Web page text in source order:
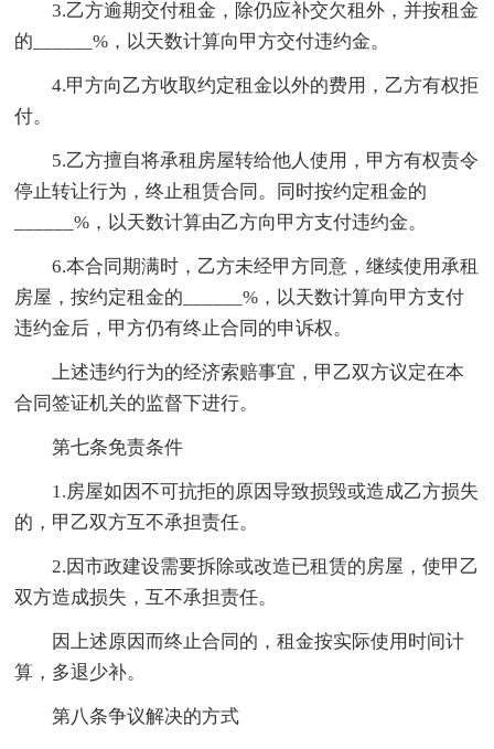
3.乙方逾期交付租金，除仍应补交欠租外，并按租金
的______%，以天数计算向甲方交付违约金。
4.甲方向乙方收取约定租金以外的费用，乙方有权拒
付。
5.乙方擅自将承租房屋转给他人使用，甲方有权责令
停止转让行为，终止租赁合同。同时按约定租金的
______%，以天数计算由乙方向甲方支付违约金。
6.本合同期满时，乙方未经甲方同意，继续使用承租
房屋，按约定租金的______%，以天数计算向甲方支付
违约金后，甲方仍有终止合同的申诉权。
上述违约行为的经济索赔事宜，甲乙双方议定在本
合同签证机关的监督下进行。
第七条免责条件
1.房屋如因不可抗拒的原因导致损毁或造成乙方损失
的，甲乙双方互不承担责任。
2.因市政建设需要拆除或改造已租赁的房屋，使甲乙
双方造成损失，互不承担责任。
因上述原因而终止合同的，租金按实际使用时间计
算，多退少补。
第八条争议解决的方式